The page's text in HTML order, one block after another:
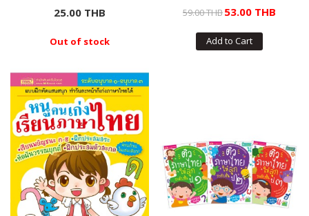
25.00 THB
Out of stock
59.00 THB53.00 THB
Add to Cart